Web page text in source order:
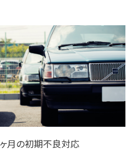
月の初期不良対応